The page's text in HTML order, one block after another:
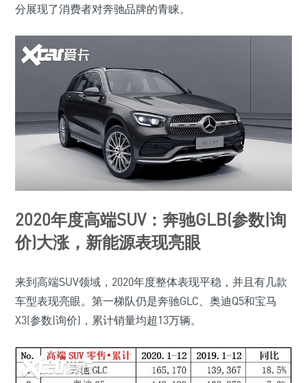
分展现了消费者对奔驰品牌的青睐。
2020年度高端SUV：奔驰GLB(参数|询
价)大涨，新能源表现亮眼
来到高端SUV领域，2020年度整体表现平稳，并且有几款
车型表现亮眼。第一梯队仍是奔驰GLC、奥迪Q5和宝马
X3(参数|询价)，累计销量均超13万辆。